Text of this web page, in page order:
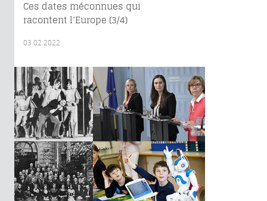
Ces dates méconnues qui
racontent l’Europe (3/4)
03.02.2022